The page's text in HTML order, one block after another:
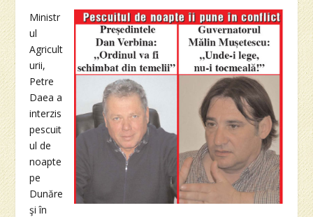
Ministr
ul
Agricult
urii,
Petre
Daea a
interzis
pescuit
ul de
noapte
pe
Dunăre
şi în